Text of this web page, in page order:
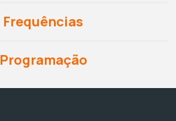
Frequências
Programação